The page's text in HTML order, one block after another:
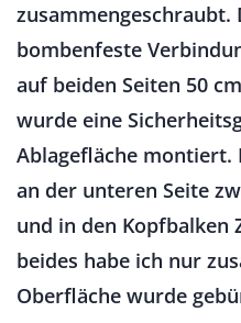
zusammengeschraubt.
bombenfeste
auf beiden Seiten 50
wurde eine
Ablagefläche montiert.
an der unteren Seite
und in den Kopfbalken
beides habe ich nur
Oberfläche wurde